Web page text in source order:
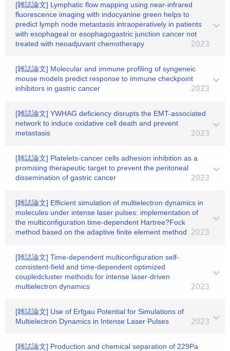
[雑誌論文] Lymphatic flow mapping using near-infrared
fluorescence imaging with indocyanine green helps to
predict lymph node metastasis intraoperatively in patients
with esophageal or esophagogastric junction cancer not
treated with neoadjuvant chemotherapy
2023
[雑誌論文] Molecular and immune profiling of syngeneic
mouse models predict response to immune checkpoint
inhibitors in gastric cancer
2023
[雑誌論文] YWHAG deficiency disrupts the EMT-associated
network to induce oxidative cell death and prevent
metastasis
2023
[雑誌論文] Platelets-cancer cells adhesion inhibition as a
promising therapeutic target to prevent the peritoneal
dissemination of gastric cancer
2023
[雑誌論文] Efficient simulation of multielectron dynamics in
molecules under intense laser pulses: implementation of
the multiconfiguration time-dependent Hartree?Fock
method based on the adaptive finite element method
2023
[雑誌論文] Time-dependent multiconfiguration self-
consistent-field and time-dependent optimized
coupledcluster methods for intense laser-driven
multielectron dynamics
2023
[雑誌論文] Use of Erfgau Potential for Simulations of
Multielectron Dynamics in Intense Laser Pulses
2023
[雑誌論文] Production and chemical separation of 229Pa